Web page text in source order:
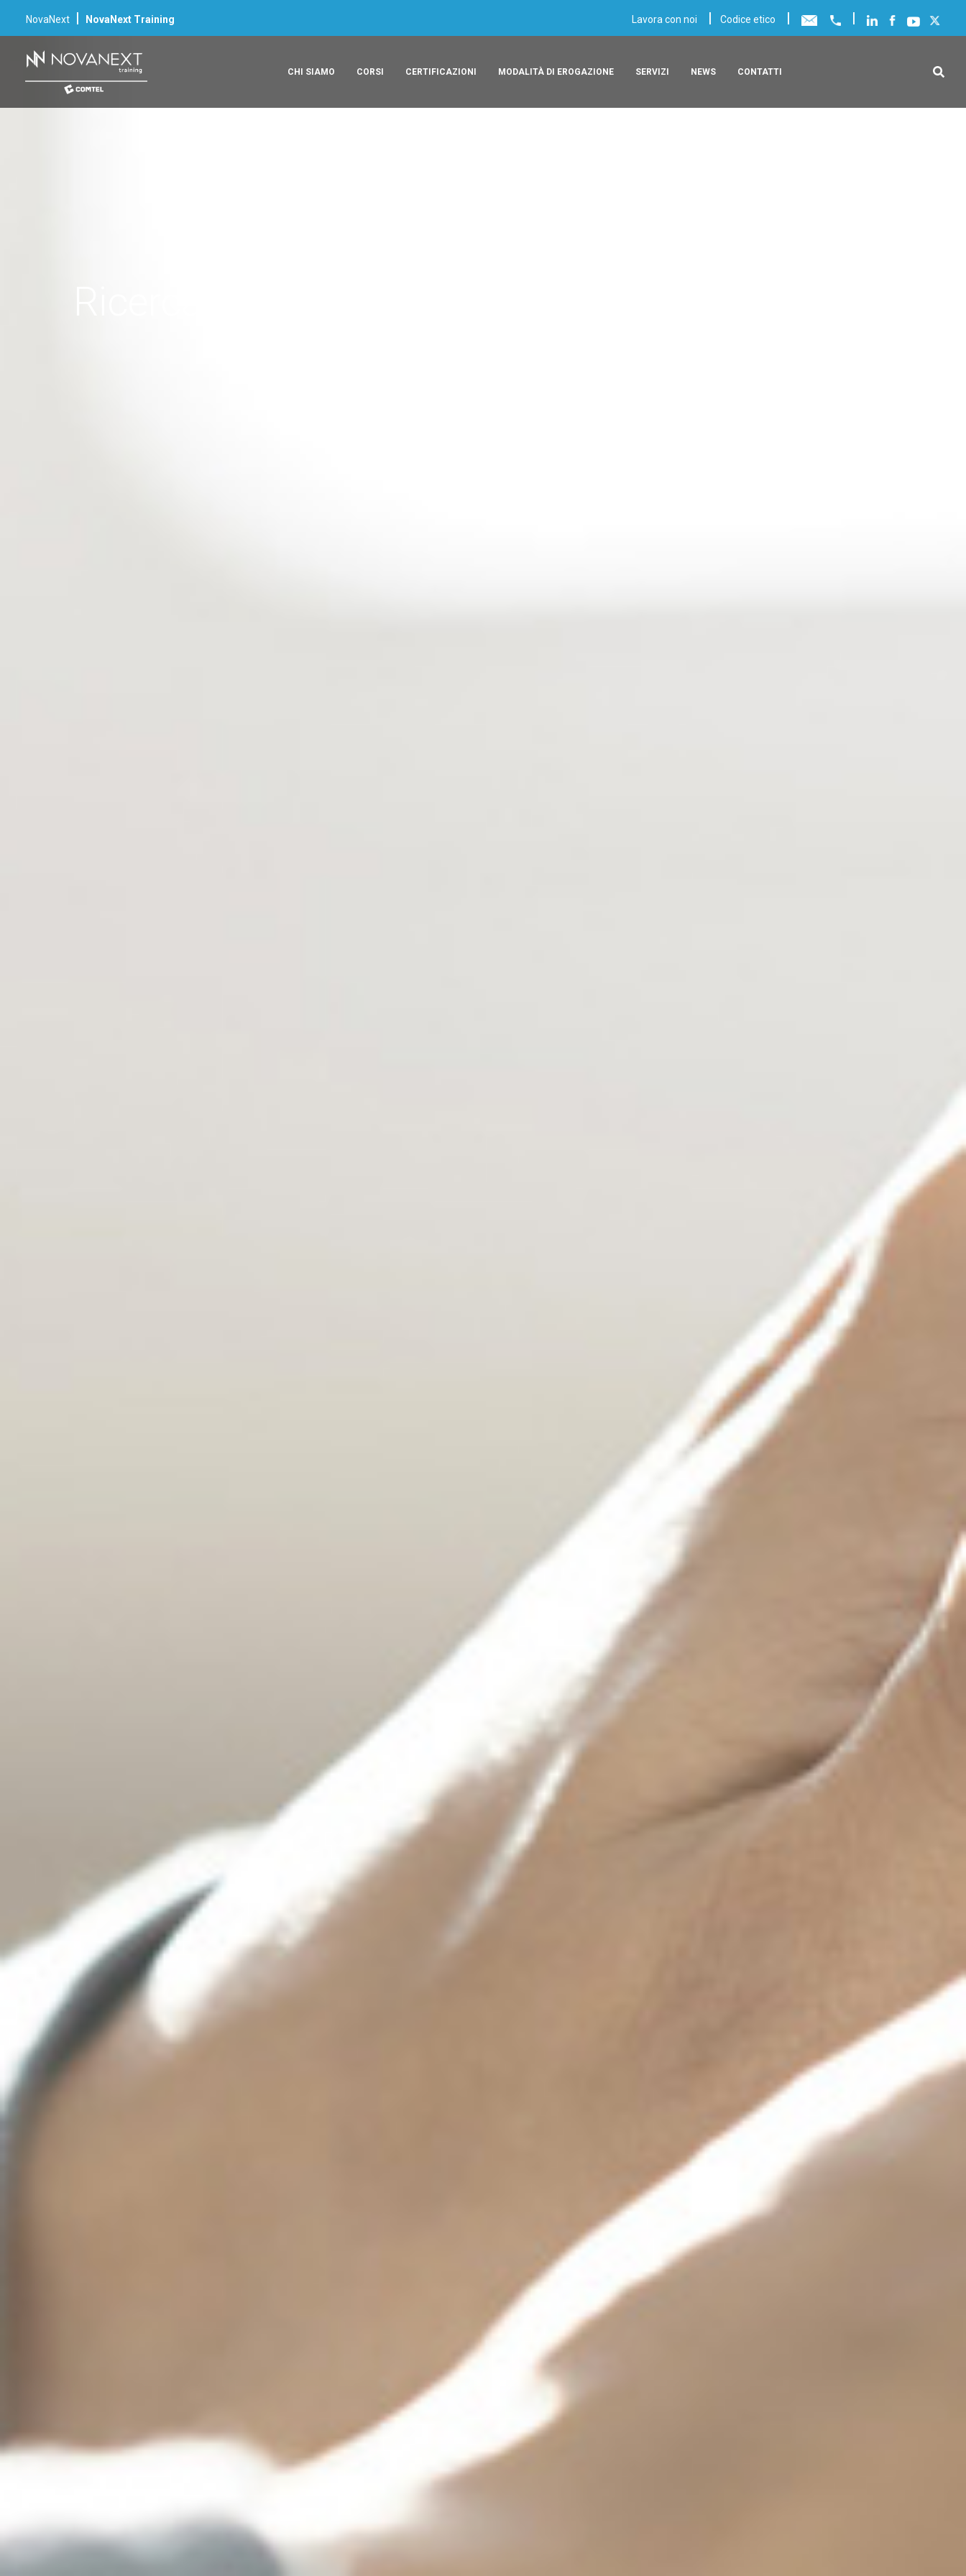
NovaNext | NovaNext Training Lavora con noi | Codice etico | |
CHI SIAMO CORSI CERTIFICAZIONI MODALITÀ DI EROGAZIONE SERVIZI NEWS CONTATTI